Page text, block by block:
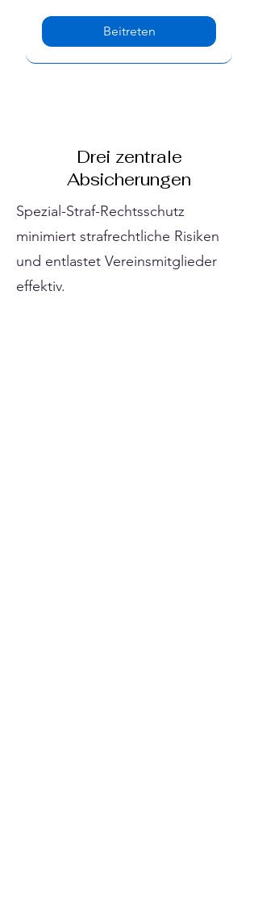
Beitreten
Drei zentrale
Absicherungen
Spezial-Straf-Rechtsschutz
minimiert strafrechtliche Risiken
und entlastet Vereinsmitglieder
effektiv.